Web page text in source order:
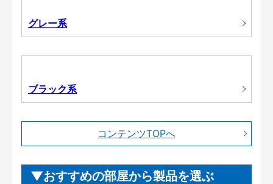
グレー系
ブラック系
コンテンツTOPへ
おすすめの部屋から製品を選ぶ